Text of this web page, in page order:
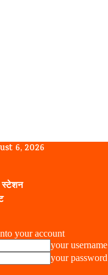
6, 2026
स्टेशन
your account
your username
your password